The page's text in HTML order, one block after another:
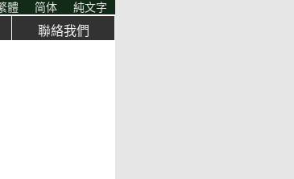
體 简体 純文字
聯絡我們